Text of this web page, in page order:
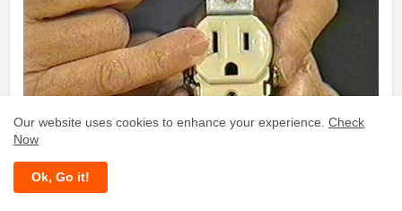
Our website uses cookies to enhance your experience. Check
Now
Ok, Go it!